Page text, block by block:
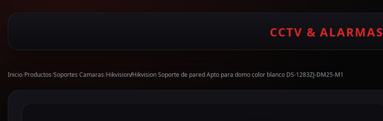
CCTV & ALARMAS
Inicio/Productos/Soportes Camaras/Hikvision/Hikvision Soporte de pared Apto para domo color blanco DS-1283ZJ-DM25-M1